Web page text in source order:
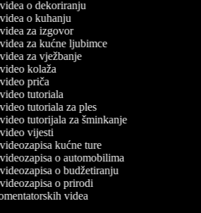
videa o dekoriranju
o kuhanju
videa za izgovor
videa za kućne ljubimce
za vježbanje
kolaža
priča
tutoriala
video tutoriala za ples
video tutorijala za šminkanje
video vijesti
kućne ture
videozapisa o automobilima
videozapisa o budžetiranju
videozapisa o prirodi
videa